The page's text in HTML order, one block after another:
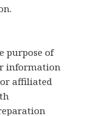
purpose of
information
affiliated